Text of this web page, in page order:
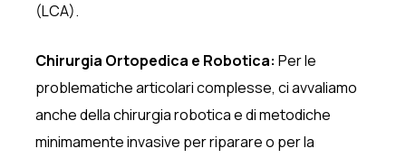
(LCA).
Chirurgia Ortopedica e Robotica: Per le
problematiche articolari complesse, ci avvaliamo
anche della chirurgia robotica e di metodiche
minimamente invasive per riparare o per la